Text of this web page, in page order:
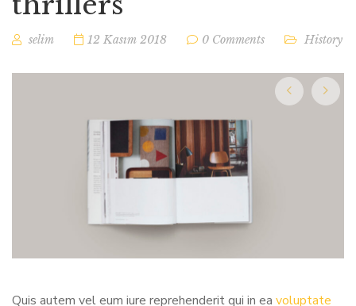
selim 12 Kasım 2018 0 Comments History
Quis autem vel eum iure reprehenderit qui in ea voluptate